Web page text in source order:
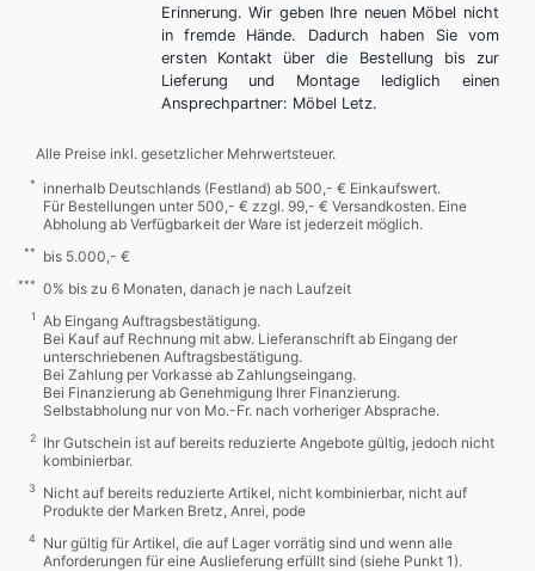
Erinnerung. Wir geben Ihre neuen Möbel nicht
in fremde Hände. Dadurch haben Sie vom
ersten Kontakt über die Bestellung bis zur
Lieferung und Montage lediglich einen
Ansprechpartner: Möbel Letz.
Alle Preise inkl. gesetzlicher Mehrwertsteuer.
*
innerhalb Deutschlands (Festland) ab 500,- € Einkaufswert.
Für Bestellungen unter 500,- € zzgl. 99,- € Versandkosten. Eine
Abholung ab Verfügbarkeit der Ware ist jederzeit möglich.
** bis 5.000,- €
*** 0% bis zu 6 Monaten, danach je nach Laufzeit
1
Ab Eingang Auftragsbestätigung.
Bei Kauf auf Rechnung mit abw. Lieferanschrift ab Eingang der
unterschriebenen Auftragsbestätigung.
Bei Zahlung per Vorkasse ab Zahlungseingang.
Bei Finanzierung ab Genehmigung Ihrer Finanzierung.
Selbstabholung nur von Mo.-Fr. nach vorheriger Absprache.
2
Ihr Gutschein ist auf bereits reduzierte Angebote gültig, jedoch nicht
kombinierbar.
3
Nicht auf bereits reduzierte Artikel, nicht kombinierbar, nicht auf
Produkte der Marken Bretz, Anrei, pode
4
Nur gültig für Artikel, die auf Lager vorrätig sind und wenn alle
Anforderungen für eine Auslieferung erfüllt sind (siehe Punkt 1).